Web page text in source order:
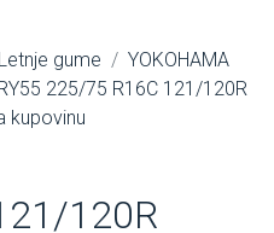
Letnje gume
YOKOHAMA
225/75 R16C 121/120R
kupovinu
120R